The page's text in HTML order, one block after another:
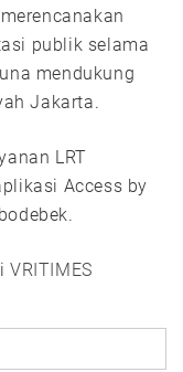
publik selama
mendukung
Jakarta.
LRT
Access by
VRITIMES